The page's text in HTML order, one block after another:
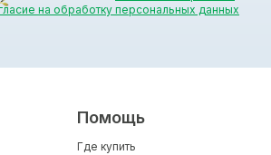
на обработку персональных данных
Помощь
Где купить